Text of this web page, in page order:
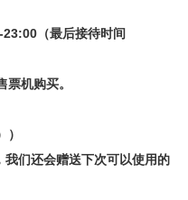
（最后接待时间
机购买。
我们还会赠送下次可以使用的